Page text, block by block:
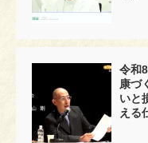
令和
康づ
いと
える